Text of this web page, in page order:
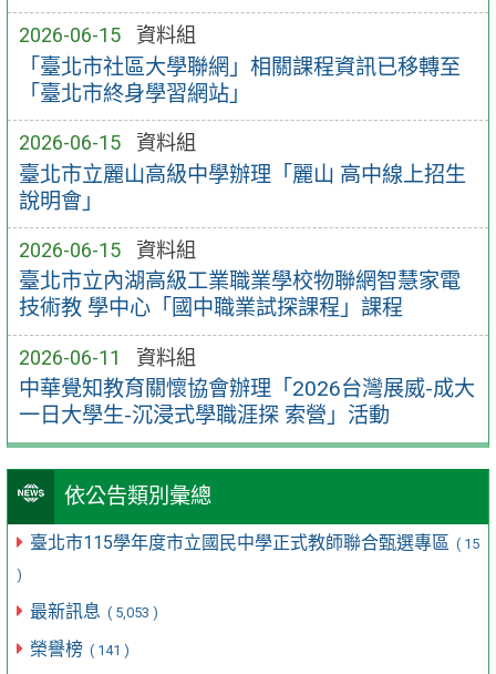
2026-06-15 資料組
「臺北市社區大學聯網」相關課程資訊已移轉至
「臺北市終身學習網站」
2026-06-15 資料組
臺北市立麗山高級中學辦理「麗山 高中線上招生
說明會」
2026-06-15 資料組
臺北市立內湖高級工業職業學校物聯網智慧家電
技術教 學中心「國中職業試探課程」課程
2026-06-11 資料組
中華覺知教育關懷協會辦理「2026台灣展威-成大
一日大學生-沉浸式學職涯探 索營」活動
依公告類別彙總
臺北市115學年度市立國民中學正式教師聯合甄選專區 ( 15
)
最新訊息 ( 5,053 )
榮譽榜 ( 141 )